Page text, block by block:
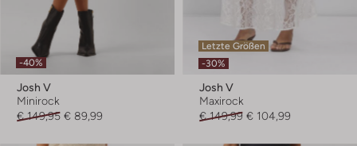
-40%
Josh V
Minirock
€ 149,95 € 89,99
Letzte Größen
-30%
Josh V
Maxirock
€ 149,99 € 104,99